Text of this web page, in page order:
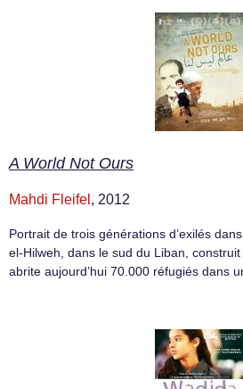
A World Not Ours
Mahdi Fleifel , 2012
Portrait de trois générations d’exilés
el-Hilweh, dans le sud du Liban,
abrite aujourd’hui 70.000 réfugiés dans